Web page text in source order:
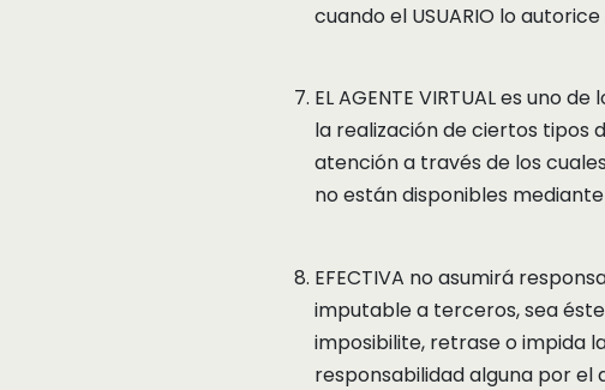
cuando el USUARIO lo
EL AGENTE VIRTUAL es uno
la realización de ciertos tipos
atención a través de los
no están disponibles mediante
EFECTIVA no asumirá
imputable a terceros, sea
imposibilite, retrase o impida
responsabilidad alguna por el